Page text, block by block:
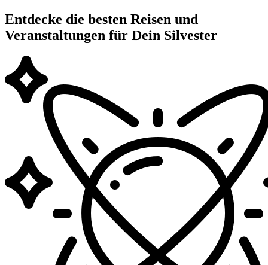
Entdecke die besten Reisen und
Veranstaltungen für Dein Silvester